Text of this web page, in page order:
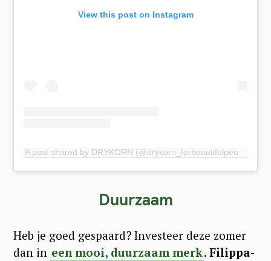
View this post on Instagram
Duurzaam
Heb je goed gespaard? Investeer deze zomer
dan in een mooi, duurzaam merk. Filippa-